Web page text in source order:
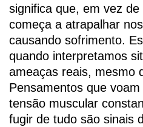
significa que, em vez
começa a atrapalhar
causando sofrimento.
quando interpretamos
ameaças reais, mesmo
Pensamentos que
tensão muscular
fugir de tudo são sinais